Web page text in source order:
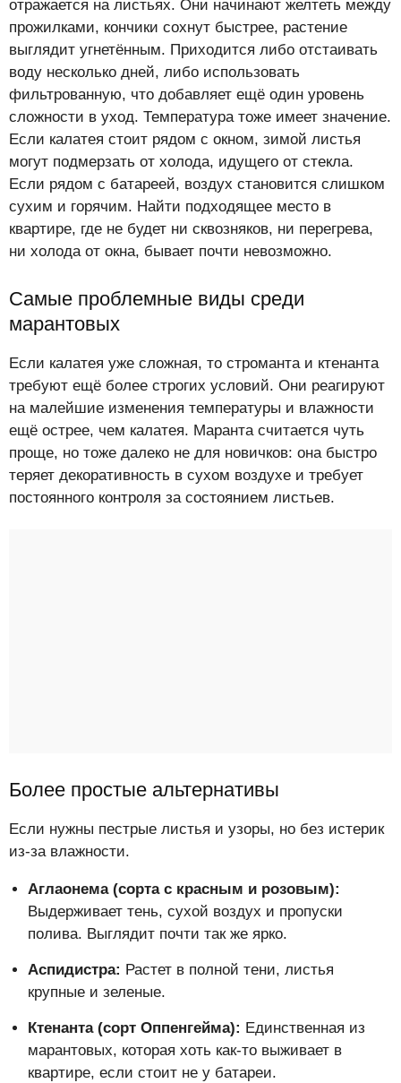
отражается на листьях. Они начинают желтеть между
прожилками, кончики сохнут быстрее, растение
выглядит угнетённым. Приходится либо отстаивать
воду несколько дней, либо использовать
фильтрованную, что добавляет ещё один уровень
сложности в уход. Температура тоже имеет значение.
Если калатея стоит рядом с окном, зимой листья
могут подмерзать от холода, идущего от стекла.
Если рядом с батареей, воздух становится слишком
сухим и горячим. Найти подходящее место в
квартире, где не будет ни сквозняков, ни перегрева,
ни холода от окна, бывает почти невозможно.
Самые проблемные виды среди
марантовых
Если калатея уже сложная, то строманта и ктенанта
требуют ещё более строгих условий. Они реагируют
на малейшие изменения температуры и влажности
ещё острее, чем калатея. Маранта считается чуть
проще, но тоже далеко не для новичков: она быстро
теряет декоративность в сухом воздухе и требует
постоянного контроля за состоянием листьев.
Более простые альтернативы
Если нужны пестрые листья и узоры, но без истерик
из-за влажности.
Аглаонема (сорта с красным и розовым):
Выдерживает тень, сухой воздух и пропуски
полива. Выглядит почти так же ярко.
Аспидистра: Растет в полной тени, листья
крупные и зеленые.
Ктенанта (сорт Оппенгейма): Единственная из
марантовых, которая хоть как-то выживает в
квартире, если стоит не у батареи.